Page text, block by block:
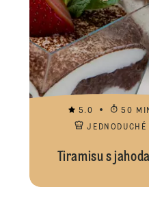
5.0
50
JEDNODUCHÉ
Tiramisu s